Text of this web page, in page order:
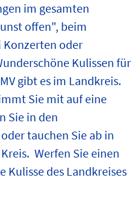
im gesamten
offen", beim
oder
Kulissen für
gibt es im Landkreis.
Sie mit auf eine
Sie in den
tauchen Sie ab in
Werfen Sie einen
des Landkreises